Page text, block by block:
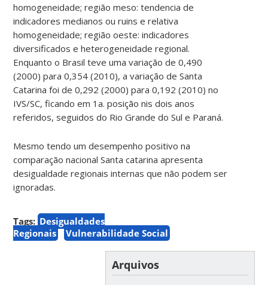
homogeneidade; região meso: tendencia de
indicadores medianos ou ruins e relativa
homogeneidade; região oeste: indicadores
diversificados e heterogeneidade regional.
Enquanto o Brasil teve uma variação de 0,490
(2000) para 0,354 (2010), a variação de Santa
Catarina foi de 0,292 (2000) para 0,192 (2010) no
IVS/SC, ficando em 1a. posição nis dois anos
referidos, seguidos do Rio Grande do Sul e Paraná.
Mesmo tendo um desempenho positivo na
comparação nacional Santa catarina apresenta
desigualdade regionais internas que não podem ser
ignoradas.
Tags: Desigualdades
Regionais
Vulnerabilidade Social
Arquivos